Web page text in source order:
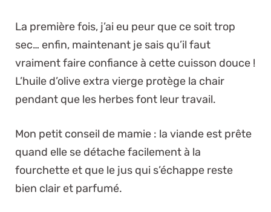
La première fois, j’ai eu peur que ce soit trop
sec… enfin, maintenant je sais qu’il faut
vraiment faire confiance à cette cuisson douce !
L’huile d’olive extra vierge protège la chair
pendant que les herbes font leur travail.
Mon petit conseil de mamie : la viande est prête
quand elle se détache facilement à la
fourchette et que le jus qui s’échappe reste
bien clair et parfumé.